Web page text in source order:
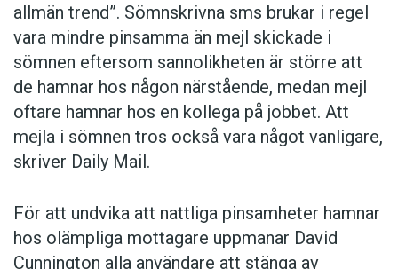
allmän trend”. Sömnskrivna sms brukar i regel
vara mindre pinsamma än mejl skickade i
sömnen eftersom sannolikheten är större att
de hamnar hos någon närstående, medan mejl
oftare hamnar hos en kollega på jobbet. Att
mejla i sömnen tros också vara något vanligare,
skriver Daily Mail.
För att undvika att nattliga pinsamheter hamnar
hos olämpliga mottagare uppmanar David
Cunnington alla användare att stänga av